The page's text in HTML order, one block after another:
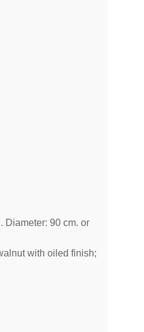
Diameter: 90 cm. or
with oiled finish;